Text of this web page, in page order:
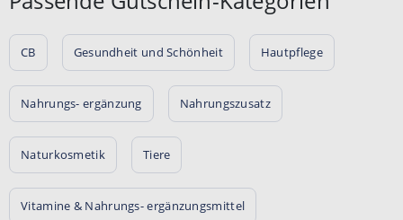
CB Gesundheit und Schönheit Hautpflege
Nahrungs- ergänzung Nahrungszusatz
Naturkosmetik Tiere
Vitamine & Nahrungs- ergänzungsmittel